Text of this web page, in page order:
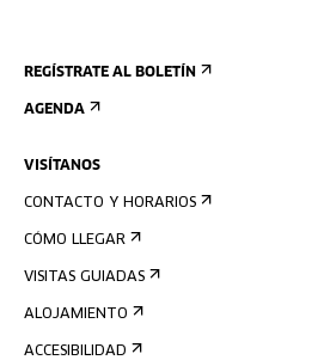
REGÍSTRATE AL BOLETÍN
AGENDA
VISÍTANOS
CONTACTO Y HORARIOS
CÓMO LLEGAR
VISITAS GUIADAS
ALOJAMIENTO
ACCESIBILIDAD